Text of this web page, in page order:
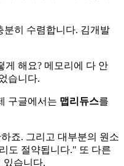
분히 수렴합니다. 김개발
게 해요? 메모리에 다 안
습니다.
구글에서는 맵리듀스를
죠. 그리고 대부분의 원소
도 절약됩니다." 또 다른
있습니다.